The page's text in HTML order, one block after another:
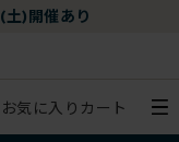
(土)開催あり
お気に入り カート